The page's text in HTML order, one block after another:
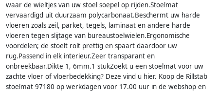
waar de wieltjes van uw stoel soepel op rijden.Stoelmat
vervaardigd uit duurzaam polycarbonaat.Beschermt uw harde
vloeren zoals zeil, parket, tegels, laminaat en andere harde
vloeren tegen slijtage van bureaustoelwielen.Ergonomische
voordelen; de stoelt rolt prettig en spaart daardoor uw
rug.Passend in elk interieur.Zeer transparant en
onbreekbaar.Dikte 1, 6mm.1 stukZoekt u een stoelmat voor uw
zachte vloer of vloerbedekking? Deze vind u hier. Koop de Rillstab
stoelmat 97180 op werkdagen voor 17.00 uur in de webshop en